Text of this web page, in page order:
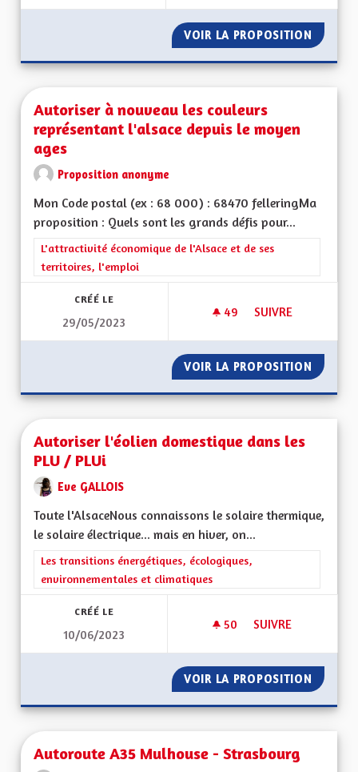
VOIR LA PROPOSITION
Autoriser à nouveau les couleurs
représentant l'alsace depuis le moyen
ages
Proposition anonyme
Mon Code postal (ex : 68 000) : 68470 felleringMa
proposition : Quels sont les grands défis pour...
Filtrer les résultats de la catégorie : L'attractivité
L'attractivité économique de l'Alsace et de ses
territoires, l'emploi
CRÉÉ LE
29/05/2023
49 49 ABONNÉS
SUIVRE
VOIR LA PROPOSITION
Autoriser l'éolien domestique dans les
PLU / PLUi
Eve GALLOIS
Toute l'AlsaceNous connaissons le solaire thermique,
le solaire électrique... mais en hiver, on...
Filtrer les résultats de la catégorie : Les transitions
Les transitions énergétiques, écologiques,
environnementales et climatiques
CRÉÉ LE
10/06/2023
50 50 ABONNÉS
SUIVRE
VOIR LA PROPOSITION
Autoroute A35 Mulhouse - Strasbourg